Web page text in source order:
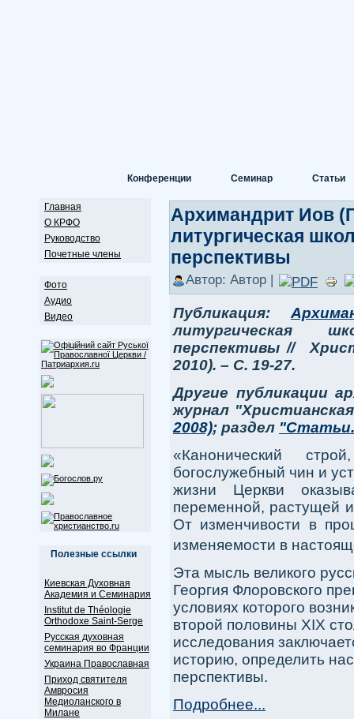
Конференции Семинар Статьи
Главная
О КРФО
Руководство
Почетные члены
Фото
Аудио
Видео
Полезные ссылки
Киевская Духовная
Академия и Семинария
Institut de Théologie
Orthodoxe Saint-Serge
Русская духовная
семинария во Франции
Украина Православная
Приход святителя
Амвросия
Медиоланского в
Милане
Архимандрит Иов
литургическая
перспективы
Автор: Автор |
Публикация:
литургическая
перспективы //
2010). – С. 19-27.
Другие публикации
журнал
2008); раздел "Статьи.
«Канонический
богослужебный чин и
жизни Церкви
переменной, растущей
От изменчивости в
изменяемости в
Эта мысль великого
Георгия Флоровского
условиях которого
второй половины XIX
исследования
историю, определить
перспективы.
Подробнее...